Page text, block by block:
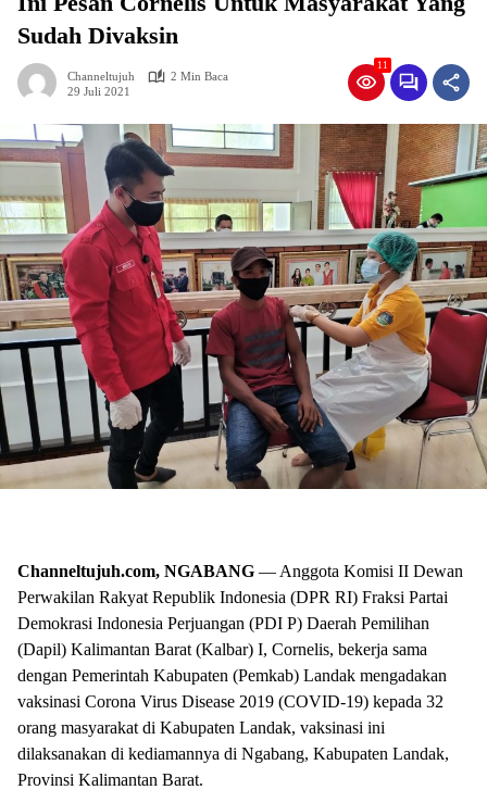
Sudah Divaksin
Channeltujuh
2 Min Baca
29 Juli 2021
11
Channeltujuh.com, NGABANG — Anggota Komisi II Dewan
Perwakilan Rakyat Republik Indonesia (DPR RI) Fraksi Partai
Demokrasi Indonesia Perjuangan (PDI P) Daerah Pemilihan
(Dapil) Kalimantan Barat (Kalbar) I, Cornelis, bekerja sama
dengan Pemerintah Kabupaten (Pemkab) Landak mengadakan
vaksinasi Corona Virus Disease 2019 (COVID-19) kepada 32
orang masyarakat di Kabupaten Landak, vaksinasi ini
dilaksanakan di kediamannya di Ngabang, Kabupaten Landak,
Provinsi Kalimantan Barat.